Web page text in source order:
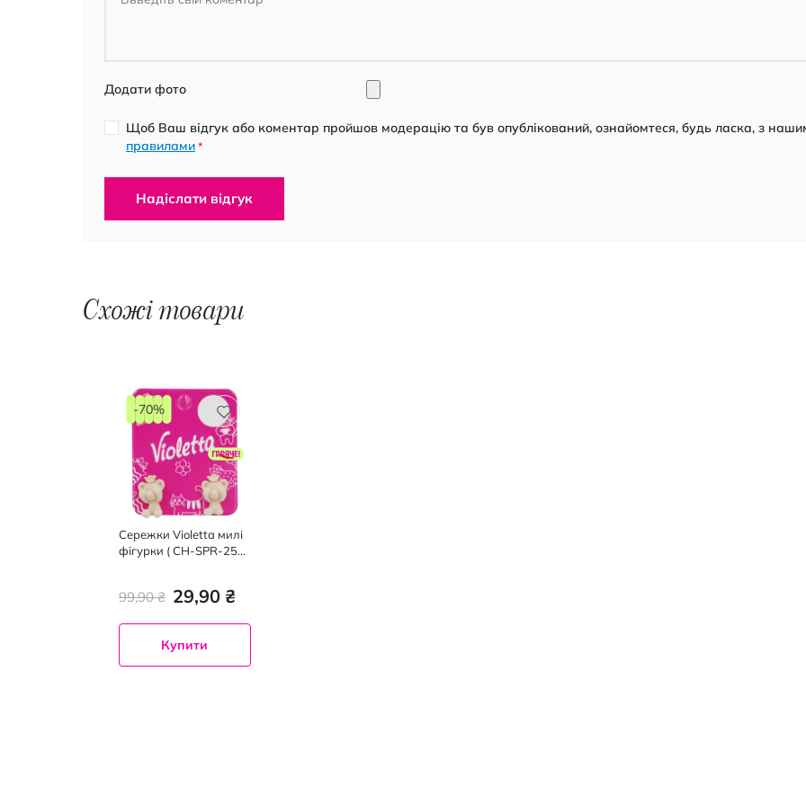
Додати фото
Щоб Ваш відгук або коментар пройшов модерацію та був опублікований, ознайомтеся, будь ласка, з
правилами *
Надіслати відгук
Схожі товари
Сережки Violetta милі
фігурки ( CH-SPR-25-
29,90 ₴
99,90 ₴
-70%
Купити